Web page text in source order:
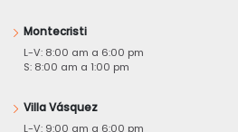
Montecristi
L-V: 8:00 am a 6:00 pm
S: 8:00 am a 1:00 pm
Villa Vásquez
L-V: 9:00 am a 6:00 pm